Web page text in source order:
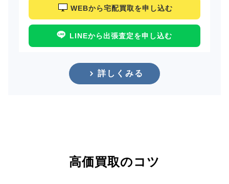
WEBから宅配買取を申し込む
LINEから出張査定を申し込む
詳しくみる
高価買取のコツ